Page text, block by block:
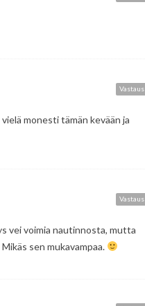
Vastaus
monesti tämän kevään ja
Vastaus
vei voimia nautinnosta, mutta
sen mukavampaa.